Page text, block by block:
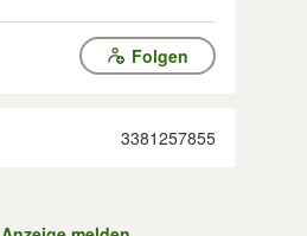
Folgen
3381257855